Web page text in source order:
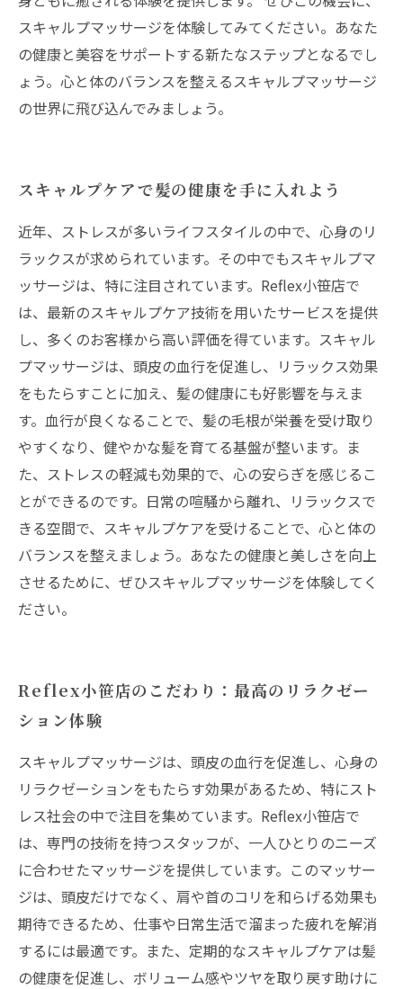
スキャルプマッサージを体験してみてください。あなた
の健康と美容をサポートする新たなステップとなるでし
ょう。心と体のバランスを整えるスキャルプマッサージ
の世界に飛び込んでみましょう。
スキャルプケアで髪の健康を手に入れよう
近年、ストレスが多いライフスタイルの中で、心身のリ
ラックスが求められています。その中でもスキャルプマ
ッサージは、特に注目されています。Reflex小笹店で
は、最新のスキャルプケア技術を用いたサービスを提供
し、多くのお客様から高い評価を得ています。スキャル
プマッサージは、頭皮の血行を促進し、リラックス効果
をもたらすことに加え、髪の健康にも好影響を与えま
す。血行が良くなることで、髪の毛根が栄養を受け取り
やすくなり、健やかな髪を育てる基盤が整います。ま
た、ストレスの軽減も効果的で、心の安らぎを感じるこ
とができるのです。日常の喧騒から離れ、リラックスで
きる空間で、スキャルプケアを受けることで、心と体の
バランスを整えましょう。あなたの健康と美しさを向上
させるために、ぜひスキャルプマッサージを体験してく
ださい。
Reflex小笹店のこだわり：最高のリラクゼー
ション体験
スキャルプマッサージは、頭皮の血行を促進し、心身の
リラクゼーションをもたらす効果があるため、特にスト
レス社会の中で注目を集めています。Reflex小笹店で
は、専門の技術を持つスタッフが、一人ひとりのニーズ
に合わせたマッサージを提供しています。このマッサー
ジは、頭皮だけでなく、肩や首のコリを和らげる効果も
期待できるため、仕事や日常生活で溜まった疲れを解消
するには最適です。また、定期的なスキャルプケアは髪
の健康を促進し、ボリューム感やツヤを取り戻す助けに